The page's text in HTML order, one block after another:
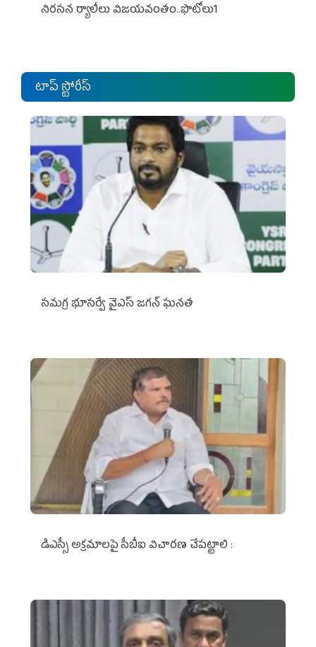
నిర‌స‌న ర్యాలీలు విజ‌య‌వంతం..ఫొటోలు1
టాప్ స్టోరీస్
స‌మ‌గ్ర భూస‌ర్వే వైఎస్ జ‌గ‌న్ ఘ‌న‌త
డిఎస్సీ అక్రమాలపై సీబీఐ విచారణ చేపట్టాలి :